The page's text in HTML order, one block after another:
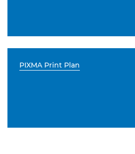
PIXMA Print Plan